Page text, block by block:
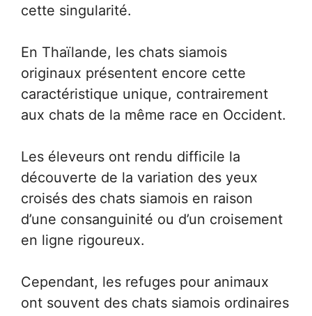
cette singularité.
En Thaïlande, les chats siamois
originaux présentent encore cette
caractéristique unique, contrairement
aux chats de la même race en Occident.
Les éleveurs ont rendu difficile la
découverte de la variation des yeux
croisés des chats siamois en raison
d’une consanguinité ou d’un croisement
en ligne rigoureux.
Cependant, les refuges pour animaux
ont souvent des chats siamois ordinaires